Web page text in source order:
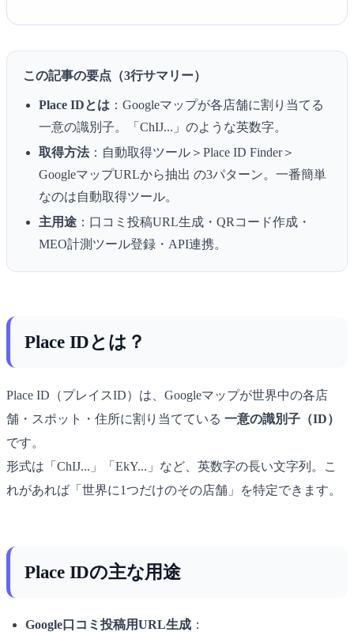
この記事の要点（3行サマリー）
Place IDとは ：Googleマップが各店舗に割り当てる
一意の識別子。「ChIJ...」のような英数字。
取得方法：自動取得ツール＞Place ID Finder＞
GoogleマップURLから抽出 の3パターン。一番簡単
なのは自動取得ツール。
主用途 ：口コミ投稿URL生成・QRコード作成・
MEO計測ツール登録・API連携。
Place IDとは？
Place ID（プレイスID）は、Googleマップが世界中の各店
舗・スポット・住所に割り当てている 一意の識別子（ID）
です。
形式は「ChIJ...」「EkY...」など、英数字の長い文字列。こ
れがあれば「世界に1つだけのその店舗」を特定できます。
Place IDの主な用途
Google口コミ投稿用URL生成 ：